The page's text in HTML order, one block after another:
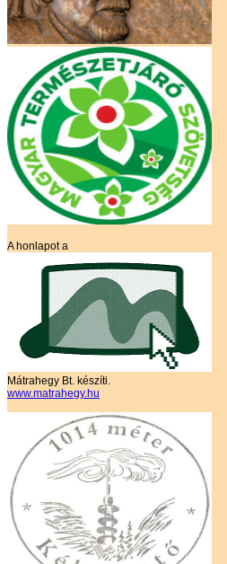
A honlapot a
Mátrahegy Bt. készíti.
www.matrahegy.hu